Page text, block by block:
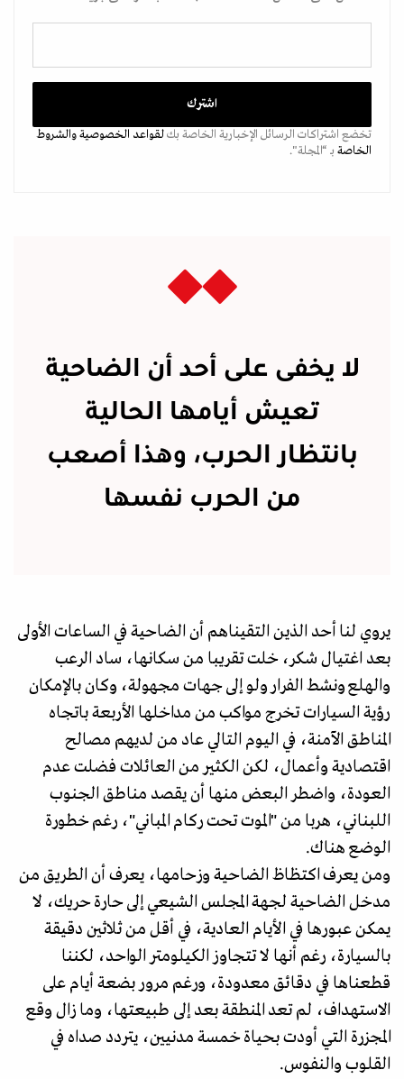
تخضع اشتراكات الرسائل الإخبارية الخاصة بكلقواعد الخصوصيةوالشروط
الخاصة بـ “المجلة".
لا يخفى على أحد أن الضاحية
تعيش أيامها الحالية
بانتظار الحرب، وهذا أصعب
من الحرب نفسها
يروي لنا أحد الذين التقيناهم أن الضاحية في الساعات الأولى
بعد اغتيال شكر، خلت تقريبا من سكانها، ساد الرعب
والهلع ونشط الفرار ولو إلى جهات مجهولة، وكان بالإمكان
رؤية السيارات تخرج مواكب من مداخلها الأربعة باتجاه
المناطق الآمنة، في اليوم التالي عاد من لديهم مصالح
اقتصادية وأعمال، لكن الكثير من العائلات فضلت عدم
العودة، واضطر البعض منها أن يقصد مناطق الجنوب
اللبناني، هربا من "الموت تحت ركام المباني"، رغم خطورة
الوضع هناك.
ومن يعرف اكتظاظ الضاحية وزحامها، يعرف أن الطريق من
مدخل الضاحية لجهة المجلس الشيعي إلى حارة حريك، لا
يمكن عبورها في الأيام العادية، في أقل من ثلاثين دقيقة
بالسيارة، رغم أنها لا تتجاوز الكيلومتر الواحد، لكننا
قطعناها في دقائق معدودة، ورغم مرور بضعة أيام على
الاستهداف، لم تعد المنطقة بعد إلى طبيعتها، وما زال وقع
المجزرة التي أودت بحياة خمسة مدنيين، يتردد صداه في
القلوب والنفوس.